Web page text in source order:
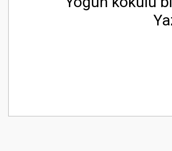
Görüş ve önerileriniz için teşekkür ederiz.